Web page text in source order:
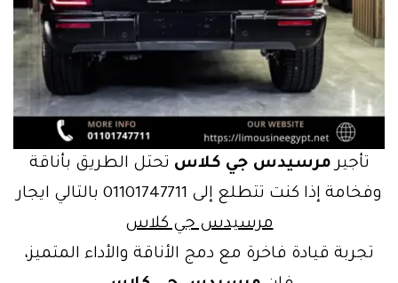
تأجيرمرسيدس جي كلاس تحتل الطريق بأناقة
وفخامة إذا كنت تتطلع إلى 01101747711 بالتالي ايجار
مرسيدس جي كلاس
تجربة قيادة فاخرة مع دمج الأناقة والأداء المتميز،